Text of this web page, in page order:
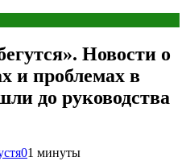
Новости о
и проблемах в
до руководства
01 минуты